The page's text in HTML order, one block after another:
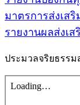
มาตรการส่งเส
รายงานผลส่งเ
ประมวลจริยธรรม